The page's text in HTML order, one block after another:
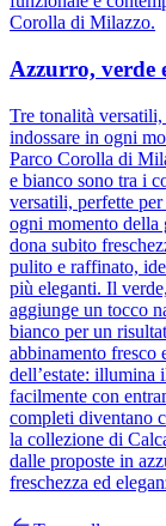
Corolla di Milazzo.
Azzurro, verde
Tre tonalità
indossare in ogni
Parco Corolla di
e bianco sono tra i
versatili, perfette
ogni momento della
dona subito
pulito e raffinato,
più eleganti. Il
aggiunge un tocco
bianco per un
abbinamento fresco
dell’estate: illumina
facilmente con
completi diventano
la collezione di
dalle proposte in
freschezza ed